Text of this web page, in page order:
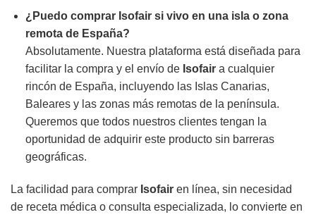
¿Puedo comprar Isofairsi vivo en una isla o zona
remota de España?
Absolutamente. Nuestra plataforma está diseñada para
facilitar la compra y el envío de Isofaira cualquier
rincón de España, incluyendo las Islas Canarias,
Baleares y las zonas más remotas de la península.
Queremos que todos nuestros clientes tengan la
oportunidad de adquirir este producto sin barreras
geográficas.
La facilidad para comprar Isofair en línea, sin necesidad
de receta médica o consulta especializada, lo convierte en